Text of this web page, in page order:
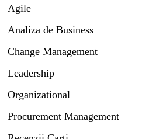
Agile
Analiza de Business
Change Management
Leadership
Organizational
Procurement Management